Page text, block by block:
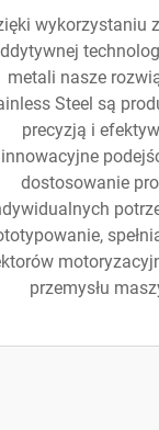
wykorzystaniu
metali nasze
Steel są
precyzją i
innowacyjne
dostosowanie
przemysłu